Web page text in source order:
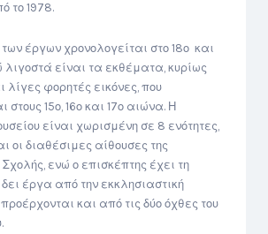
το 1978.
έργων χρονολογείται στο 18ο και
είναι τα εκθέματα, κυρίως
φορητές εικόνες, που
στους 15ο, 16ο και 17ο αιώνα. Η
είναι χωρισμένη σε 8 ενότητες,
οι διαθέσιμες αίθουσες της
ενώ ο επισκέπτης έχει τη
έργα από την εκκλησιαστική
και από τις δύο όχθες του